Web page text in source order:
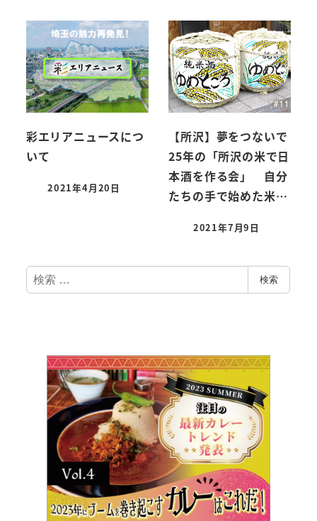
彩エリアニュースにつ
いて
2021年4月20日
【所沢】夢をつないで
25年の「所沢の米で日
本酒を作る会」 自分
たちの手で始めた米…
2021年7月9日
検
索
検索